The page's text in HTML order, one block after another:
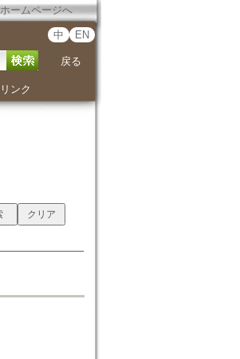
ホームページへ
中 EN
戻る
リンク